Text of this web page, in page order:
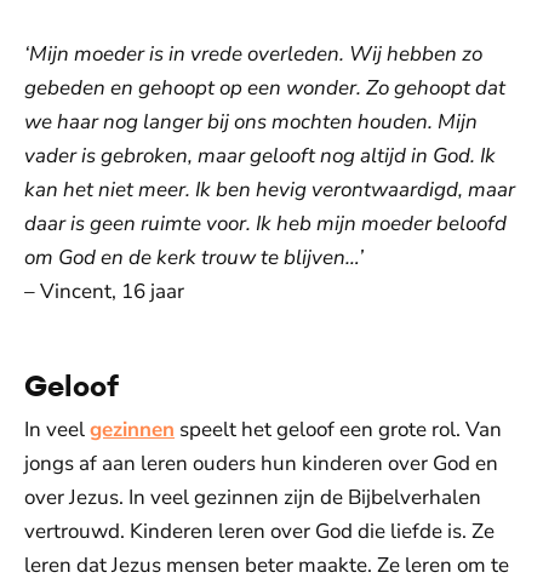
‘Mijn moeder is in vrede overleden. Wij hebben zo
gebeden en gehoopt op een wonder. Zo gehoopt dat
we haar nog langer bij ons mochten houden. Mijn
vader is gebroken, maar gelooft nog altijd in God. Ik
kan het niet meer. Ik ben hevig verontwaardigd, maar
daar is geen ruimte voor. Ik heb mijn moeder beloofd
om God en de kerk trouw te blijven…’
–Vincent, 16 jaar
Geloof
In veelgezinnen speelt het geloof een grote rol. Van
jongs af aan leren ouders hun kinderen over God en
over Jezus. In veel gezinnen zijn de Bijbelverhalen
vertrouwd. Kinderen leren over God die liefde is. Ze
leren dat Jezus mensen beter maakte. Ze leren om te